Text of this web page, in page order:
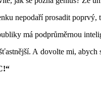
nepodaří prosadit
má podprůměrnou
A dovolte mi,